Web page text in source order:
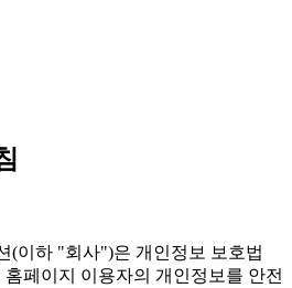
(이하 "회사")은 개인정보 보호법
페이지 이용자의 개인정보를 안전